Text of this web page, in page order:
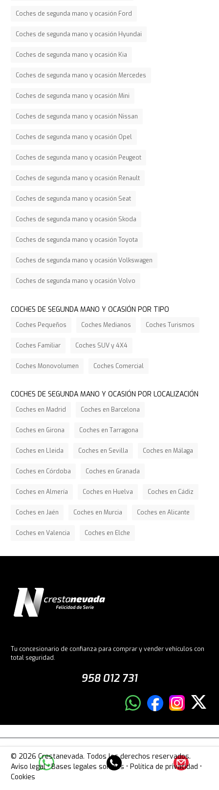
Coches de segunda mano y ocasión Ford
Coches de segunda mano y ocasión Hyundai
Coches de segunda mano y ocasión Kia
Coches de segunda mano y ocasión Mercedes
Coches de segunda mano y ocasión Mini
Coches de segunda mano y ocasión Nissan
Coches de segunda mano y ocasión Opel
Coches de segunda mano y ocasión Peugeot
Coches de segunda mano y ocasión Renault
Coches de segunda mano y ocasión Seat
Coches de segunda mano y ocasión Skoda
Coches de segunda mano y ocasión Toyota
Coches de segunda mano y ocasión Volkswagen
Coches de segunda mano y ocasión Volvo
COCHES DE SEGUNDA MANO Y OCASIÓN POR TIPO
Coches Pequeños Coches Medianos Coches Turismos
Coches Familiar Coches SUV y 4X4
Coches Monovolumen Coches Comercial
COCHES DE SEGUNDA MANO Y OCASIÓN POR LOCALIZACIÓN
Coches en Madrid Coches en Barcelona
Coches en Girona Coches en Tarragona
Coches en Lleida Coches en Sevilla Coches en Málaga
Coches en Córdoba Coches en Granada
Coches en Almería Coches en Huelva Coches en Cádiz
Coches en Jaén Coches en Murcia Coches en Alicante
Coches en Valencia Coches en Elche
Tu concesionario de confianza para comprar y vender vehículos con
total seguridad.
958 012 731
© 2026 Crestanevada. Todos los derechos reservados.
Aviso legal•Bases legales sorteos •Política de privacidad •
Cookies